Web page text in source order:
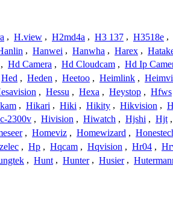
, H.view , H2md4a , H3 137 , H3518e ,
, Hanwei , Hanwha , Harex ,
, Hd Camera , Hd Cloudcam , Hd Ip
Hed , Heden , Heetoo , Heimlink ,
, Hessu , Hexa , Heystop , Hfws
, Hikari , Hiki , Hikity , Hikvision ,
2300v , Hivision , Hiwatch , Hjshi , Hjt ,
, Homeviz , Homewizard ,
, Hp , Hqcam , Hqvision , Hr04 ,
, Hunt , Hunter , Husier ,